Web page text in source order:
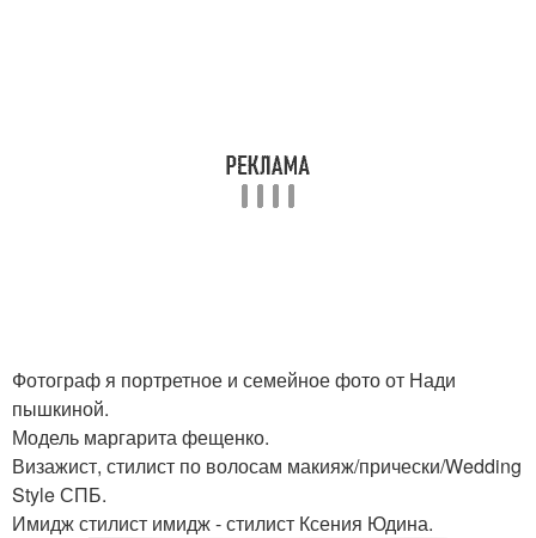
Фотограф я портретное и семейное фото от Нади
пышкиной.
Модель маргарита фещенко.
Визажист, стилист по волосам макияж/прически/Wedding
Style СПБ.
Имидж стилист имидж - стилист Ксения Юдина.